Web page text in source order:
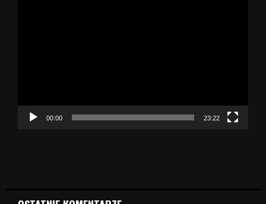
c
00:00 23:22